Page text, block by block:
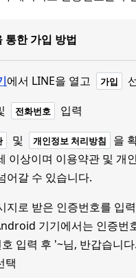
통한 가입 방법
에서 LINE을 열고 가입
전화번호 입력
및 개인정보 처리방침 을
이상이며 이용약관 및 개
어갈 수 있습니다.
지로 받은 인증번호를 입력
기기에서는 인증번
입력 후 '~님, 반갑습니
택